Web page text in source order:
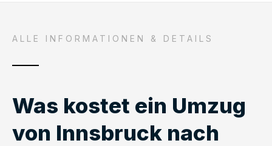
ALLE INFORMATIONEN & DETAILS
Was kostet ein Umzug
von Innsbruck nach